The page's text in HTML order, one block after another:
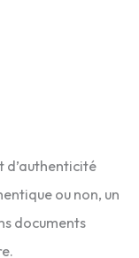
d’authenticité
ou non, un
documents